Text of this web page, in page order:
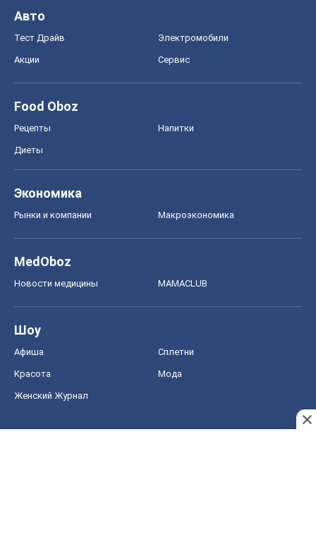
Авто
Тест Драйв Электромобили
Акции Сервис
Food Oboz
Рецепты Напитки
Диеты
Экономика
Рынки и компании Mакроэкономика
MedOboz
Новости медицины MAMACLUB
Шоу
Афиша Сплетни
Красота Мода
Женский Журнал